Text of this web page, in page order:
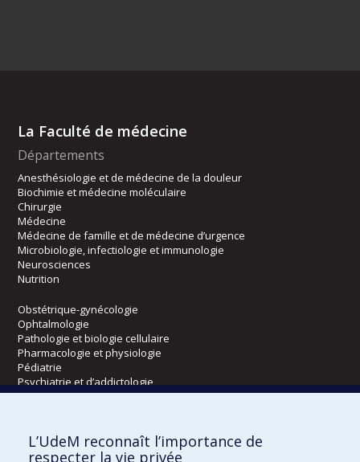
La Faculté de médecine
Départements
Anesthésiologie et de médecine de la douleur
Biochimie et médecine moléculaire
Chirurgie
Médecine
Médecine de famille et de médecine d’urgence
Microbiologie, infectiologie et immunologie
Neurosciences
Nutrition
Obstétrique-gynécologie
Ophtalmologie
Pathologie et biologie cellulaire
Pharmacologie et physiologie
Pédiatrie
Psychiatrie et d’addictologie
Radiologie, radio-oncologie et médecine nucléaire
Écoles
L’UdeM reconnaît l’importance de
respecter la vie privée